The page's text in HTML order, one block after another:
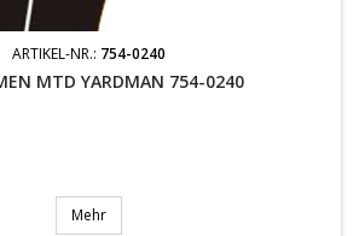
ARTIKEL-NR.: 754-0240
MTD YARDMAN 754-0240
Mehr